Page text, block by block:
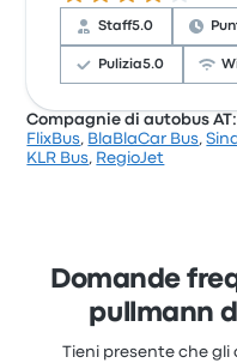
partono da 17 € e il
50 minuti. Gepard
un prezzo equo.
Staff5.0
Pulizia5.0
Sulla base di 4
questo viaggio
Compagnie di autobus AT:
FlixBus, BlaBlaCar Bus,
KLR Bus, RegioJet
Domande
pullmann
Tieni presente che gli